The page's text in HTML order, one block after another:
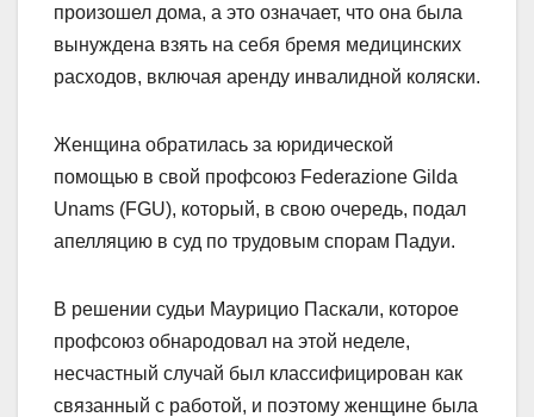
произошел дома, а это означает, что она была
вынуждена взять на себя бремя медицинских
расходов, включая аренду инвалидной коляски.
Женщина обратилась за юридической
помощью в свой профсоюз Federazione Gilda
Unams (FGU), который, в свою очередь, подал
апелляцию в суд по трудовым спорам Падуи.
В решении судьи Маурицио Паскали, которое
профсоюз обнародовал на этой неделе,
несчастный случай был классифицирован как
связанный с работой, и поэтому женщине была